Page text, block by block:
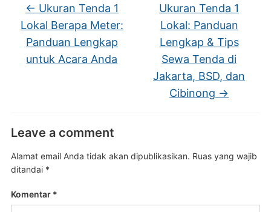
← Ukuran Tenda 1
Lokal Berapa Meter:
Panduan Lengkap
untuk Acara Anda
Ukuran Tenda 1
Lokal: Panduan
Lengkap & Tips
Sewa Tenda di
Jakarta, BSD, dan
Cibinong →
Leave a comment
Alamat email Anda tidak akan dipublikasikan. Ruas yang wajib
ditandai *
Komentar *